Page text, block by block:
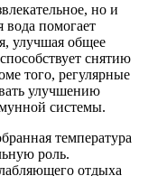
но и
вода помогает
улучшая общее
снятию
того, регулярные
улучшению
системы.
температура
роль.
отдыха